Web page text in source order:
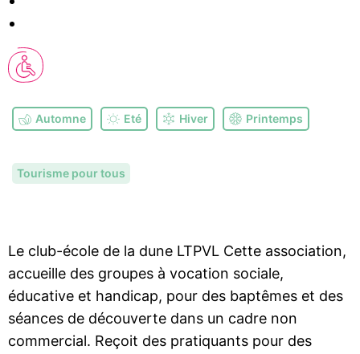
Automne Eté Hiver Printemps
Tourisme pour tous
Le club-école de la dune LTPVL Cette association,
accueille des groupes à vocation sociale,
éducative et handicap, pour des baptêmes et des
séances de découverte dans un cadre non
commercial. Reçoit des pratiquants pour des